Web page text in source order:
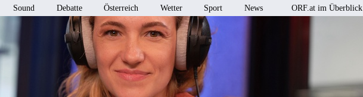
Sound Debatte Österreich Wetter Sport News ORF.at im Überblick